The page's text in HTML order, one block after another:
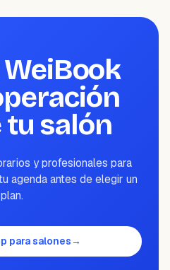
tu salón
y profesionales para
agenda antes de elegir un
plan.
para salones→